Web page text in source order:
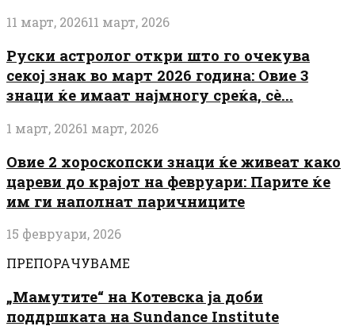
11 март, 202611 март, 2026
Руски астролог откри што го очекува
секој знак во март 2026 година: Овие 3
знаци ќе имаат најмногу среќа, сè...
1 март, 20261 март, 2026
Овие 2 хороскопски знаци ќе живеат како
цареви до крајот на февруари: Парите ќе
им ги наполнат паричниците
15 февруари, 2026
ПРЕПОРАЧУВАМЕ
„Мамутите“ на Котевска ја доби
поддршката на Sundance Institute